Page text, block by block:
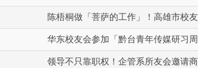
陈梧桐做「菩萨的工作」！高雄市校
华东校友会参加「黔台青年传媒研习
领导不只靠职权！企管系所友会邀请